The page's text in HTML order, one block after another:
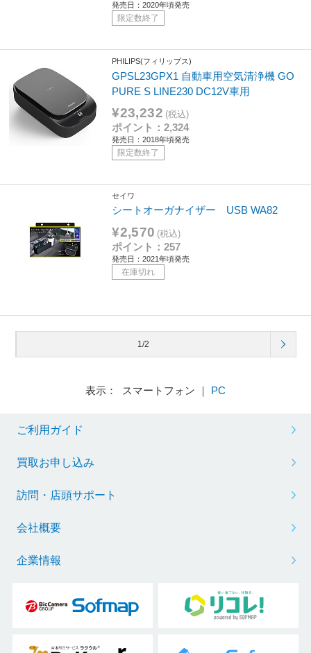
発売日：2020年頃発売
限定数終了
PHILIPS(フィリップス)
GPSL23GPX1 自動車用空気清浄機 GO
PURE S LINE230 DC12V車用
¥23,232 (税込)
ポイント：2,324
発売日：2018年頃発売
限定数終了
セイワ
シートオーガナイザー USB WA82
¥2,570 (税込)
ポイント：257
発売日：2021年頃発売
在庫切れ
1/2
表示： スマートフォン ｜ PC
ご利用ガイド
買取お申し込み
訪問・店頭サポート
会社概要
企業情報